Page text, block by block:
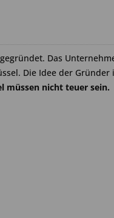
Das
Die Idee der Gründer
müssen nicht teuer sein.